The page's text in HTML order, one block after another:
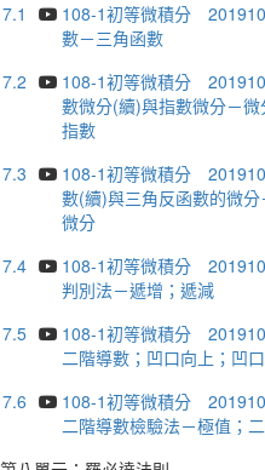
7.1
108-1初等微積分
數－三角函數
7.2
108-1初等微積分
數微分(續)與指數微分－微
指數
7.3
108-1初等微積分
數(續)與三角反函數的微分
微分
7.4
108-1初等微積分
判別法－遞增；遞減
7.5
108-1初等微積分
二階導數；凹口向上；凹
7.6
108-1初等微積分
二階導數檢驗法－極值；